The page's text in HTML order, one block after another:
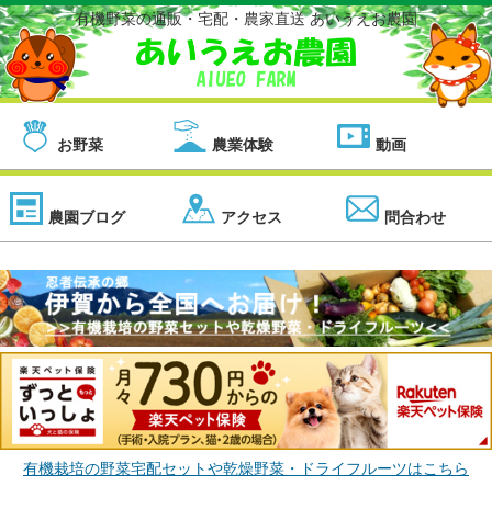
有機野菜の通販・宅配・農家直送 あいうえお農園
お野菜 農業体験 動画
農園ブログ アクセス 問合わせ
有機栽培の野菜宅配セットや乾燥野菜・ドライフルーツはこちら